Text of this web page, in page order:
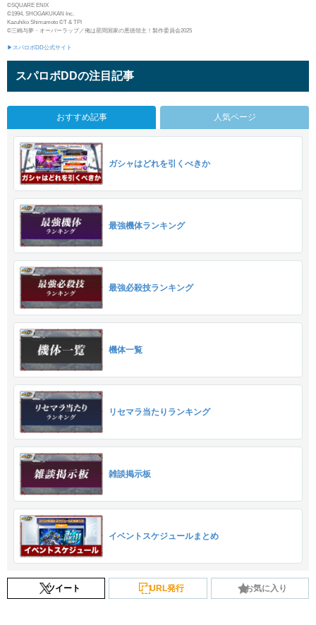
©SQUARE ENIX
©1994, SHOGAKUKAN Inc.
Kazuhiko Shimamoto ©T & TPI
©三嶋与夢・オーバーラップ／俺は星間国家の悪徳領主！製作委員会2025
▶スパロボDD公式サイト
スパロボDDの注目記事
おすすめ記事 人気ページ
ガシャはどれを引くべきか
最強機体ランキング
最強必殺技ランキング
機体一覧
リセマラ当たりランキング
雑談掲示板
イベントスケジュールまとめ
ツイート URL発行 お気に入り